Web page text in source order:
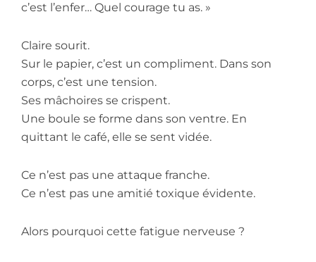
c’est l’enfer… Quel courage tu as. »
Claire sourit.
Sur le papier, c’est un compliment. Dans son
corps, c’est une tension.
Ses mâchoires se crispent.
Une boule se forme dans son ventre. En
quittant le café, elle se sent vidée.
Ce n’est pas une attaque franche.
Ce n’est pas une amitié toxique évidente.
Alors pourquoi cette fatigue nerveuse ?